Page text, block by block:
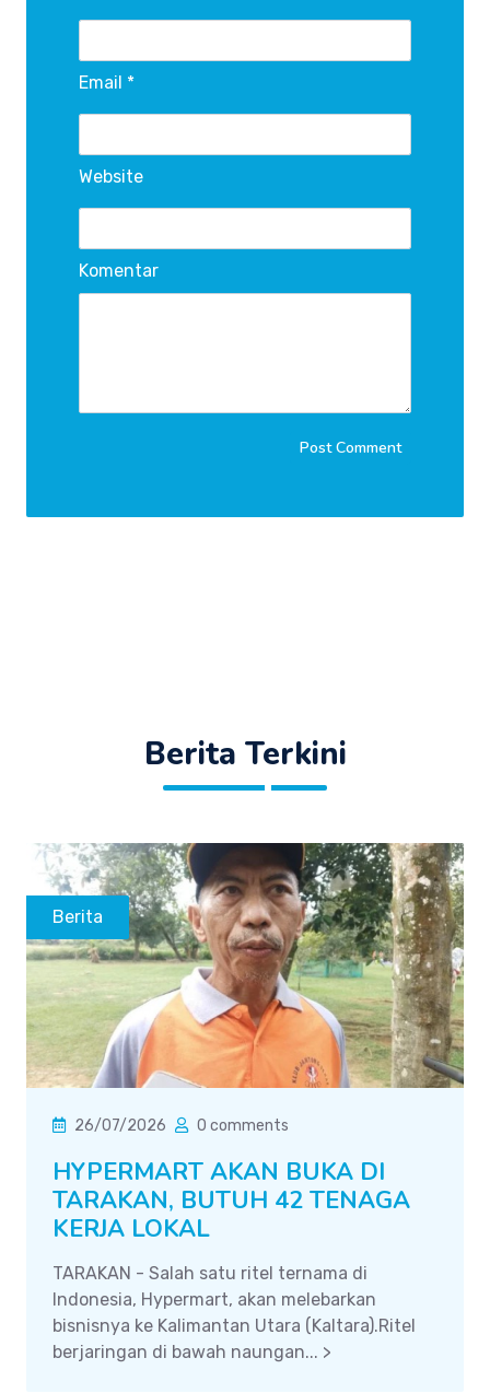
Email *
Website
Komentar
Berita Terkini
Berita
26/07/2026 0 comments
HYPERMART AKAN BUKA DI
TARAKAN, BUTUH 42 TENAGA
KERJA LOKAL
TARAKAN - Salah satu ritel ternama di
Indonesia, Hypermart, akan melebarkan
bisnisnya ke Kalimantan Utara (Kaltara).Ritel
berjaringan di bawah naungan... >